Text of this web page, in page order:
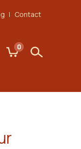
Contact
compte
0
Mon panierRechercher